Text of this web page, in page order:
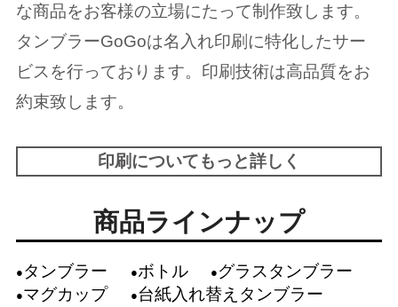
な商品をお客様の立場にたって制作致します。
タンブラーGoGoは名入れ印刷に特化したサー
ビスを行っております。印刷技術は高品質をお
約束致します。
印刷についてもっと詳しく
商品ラインナップ
タンブラー ボトル
グラスタンブラー
マグカップ
台紙入れ替えタンブラー